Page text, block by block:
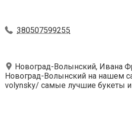
380507599255
Новоград-Волынский, Ивана
Новоград-Волынский на нашем
volynsky/ самые лучшие букеты